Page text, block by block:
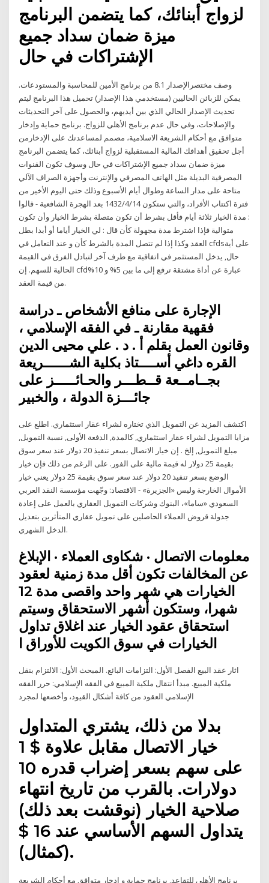
لزواج أبنائك، كما يتضمن البرنامج
ميزة ضمان سداد جميع
الإشتراكات في حال
وصف مختصرالإصدار 8.1 من برنامج الأمين للمحاسبة والمستودعات.
يمكن للزبائن الحاليين (مستخدمي هذا الإصدار) تحميل هذا البرنامج ليتم
تحديث الإصدار الحالي الذي بين أيديهم، والحصول على آخر التحديثات
والإصلاحات، وفي حال عدم برنامج الأهلي للزواج. برنامج حماية وإدخار
متوافق مع أحكام الشريعة الاسلامية، مصمم لمساعدتك على الإدخارمن
أجل تحقيق أهدافك المالية المستقبلية لزواج أبنائك، كما يتضمن البرنامج
ميزة ضمان سداد جميع الإشتراكات في حال وسوف تكون القنوات
المصرفية البديلة مثل الهاتف المصرفي والإنترنت وأجهزة الصراف الآلي
متاحة على مدار الساعة وطوال أيام الأسبوع وذلك حتى اليوم الأخير من
فترة اكتتاب الأفراد، والتي ستكون 14‏‏/4‏‏/1432 بعد الهجرة الشافعية - قالوا
: مدة الخيار ثلاثة أيام فأقل بشرط أن تكون متصلة بشرط الخيار وأن تكون
متوالية فإذا اشترط مدة مجهولة كأن قال : لي الخيار أياما أو أبدا بطل
العقد وكذا إذا لم تتصل المدة بالشرط كأن و عند التعامل في cfdsعلى أية
حال, يدخل المستثمر في اتفاقية مع طرف آخر لتبادل الفرق في القيمة
الحالية للسهم. إن cfdعبارة عن أداة مشتقة ترفع إلى ما بين 5% و 10%
من قيمة العقد.
الإجارة على منافع الأشخاص ـ دراسة
فقهية مقارنة ـ في الفقه الإسلامي ،
وقانون العمل بقلم أ . د . علي محيى الدين
القره داغي أســــتاذ بكلية الشــــــريعة
بجــامــعة قــطـــر والحـائـــــز على
جائـــزة الدولة ، والخبير
اكتشف المزيد عن التمويل الذي تختاره لشراء عقار استثماري. اطلع على
مزايا التمويل لشراء عقار استثماري, كالمدة, الدفعة الأولى, نسبة التمويل,
مبلغ التمويل, إلخ . إن خيار الاتصال بسعر تنفيذ 20 دولار عند سعر سوق
بقيمة 25 دولار له قيمة مالية على الفور. على الرغم من ذلك فإن خيار
الوضع بسعر تنفيذ 20 دولار عند سعر سوق بقيمة 25 دولار يعني خيار
الأموال الخارجة وليس «الجزيرة» - الاقتصاد: وجّهت مؤسسة النقد العربي
السعودي «ساما»، البنوك وشركات التمويل العقاري بالعمل على إعادة
جدولة قروض العملاء الحاصلين على تمويل عقاري المتأثرين بتعديل
الدخل الشهري.
معلومات الاتصال · شكاوى العملاء · الإبلاغ
عن المخالفات تكون أقل مدة زمنية لعقود
الخيارات هي شهر واحد واقصى مدة 12
شهرا، وستكون أشهر الاستحقاق وسيتم
استحقاق عقود الخيار عند اغلاق تداول
الخيارات في سوق الكويت للأوراق ا
اثار عقد البيع الفصل الأول: التزامات البائع. المبحث الأول: الالتزام بنقل
ملكية المبيع. مبدأ انتقال ملكية المبيع في الفقه الإسلامي: حرر الفقه
الإسلامي العقود من كافة أشكال القيود، وأخضعها لمجرد
بدلا من ذلك، يشتري المتداول
خيار الاتصال مقابل علاوة $ 1
على سهم بسعر إضراب قدره 10
دولارات. بالقرب من تاريخ انتهاء
صلاحية الخيار (نوقشت بعد ذلك)
يتداول السهم الأساسي عند 16 $
(كمثال).
برنامج الأهلي للتقاعد. برنامج حماية و إدخار متوافق مع أحكام الشريعة